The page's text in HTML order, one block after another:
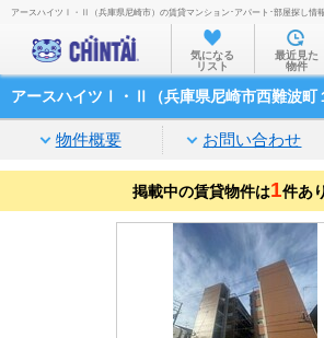
お部屋を探す
沿線・駅から
家賃相場から
通勤通学時
物件特集から
不動産会社か
TOP
アースハイツⅠ・Ⅱ（兵庫県尼崎市）の賃貸マンション･アパート･部屋探し情報
気になる
リスト
最近見た
物件
アースハイツⅠ・Ⅱ（兵庫県尼崎市西難波町
物件概要 お問い合わせ
掲載中の賃貸物件は1件あ